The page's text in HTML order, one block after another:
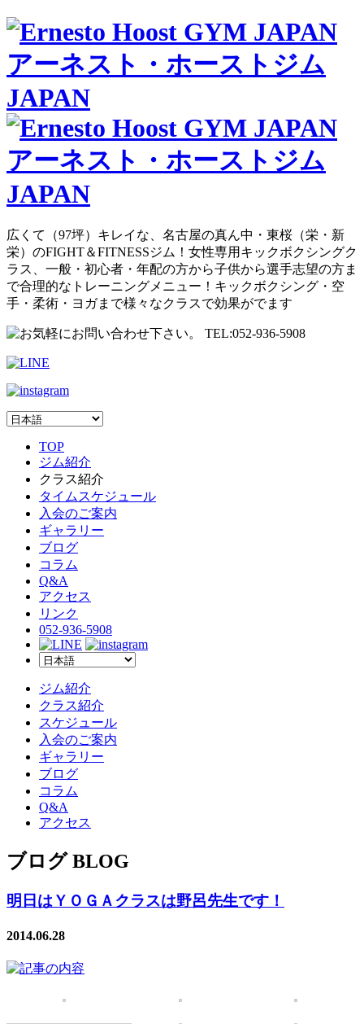
広くて（97坪）キレイな、名古屋の真ん中・東桜（栄・新
栄）のFIGHT＆FITNESSジム！女性専用キックボクシングク
ラス、一般・初心者・年配の方から子供から選手志望の方ま
で合理的なトレーニングメニュー！キックボクシング・空
手・柔術・ヨガまで様々なクラスで効果がでます
TOP
ジム紹介
クラス紹介
タイムスケジュール
入会のご案内
ギャラリー
ブログ
コラム
Q&A
アクセス
リンク
052-936-5908
ジム紹介
クラス紹介
スケジュール
入会のご案内
ギャラリー
ブログ
コラム
Q&A
アクセス
ブログ BLOG
明日はＹＯＧＡクラスは野呂先生です！
2014.06.28